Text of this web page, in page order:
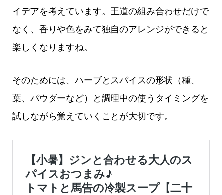
イデアを考えています。王道の組み合わせだけで
なく、香りや色をみて独自のアレンジができると
楽しくなりますね。
そのためには、ハーブとスパイスの形状（種、
葉、パウダーなど）と調理中の使うタイミングを
試しながら覚えていくことが大切です。